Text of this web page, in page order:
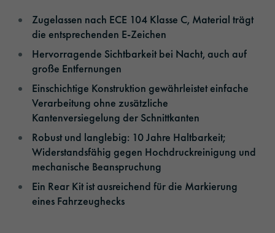
Zugelassen nach ECE 104 Klasse C, Material trägt
die entsprechenden E-Zeichen
Hervorragende Sichtbarkeit bei Nacht, auch auf
große Entfernungen
Einschichtige Konstruktion gewährleistet einfache
Verarbeitung ohne zusätzliche
Kantenversiegelung der Schnittkanten
Robust und langlebig: 10 Jahre Haltbarkeit;
Widerstandsfähig gegen Hochdruckreinigung und
mechanische Beanspruchung
Ein Rear Kit ist ausreichend für die Markierung
eines Fahrzeughecks